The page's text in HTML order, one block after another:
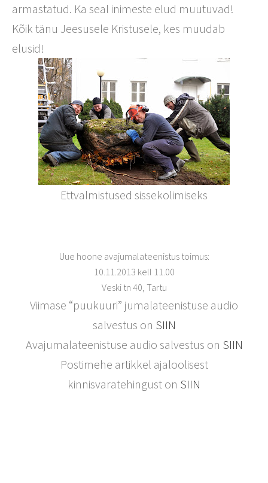
armastatud. Ka seal inimeste elud muutuvad!
Kõik tänu Jeesusele Kristusele, kes muudab
elusid!
Ettvalmistused sissekolimiseks
Uue hoone avajumalateenistus toimus:
10.11.2013 kell 11.00
Veski tn 40, Tartu
Viimase “puukuuri” jumalateenistuse audio
salvestus on SIIN
Avajumalateenistuse audio salvestus on SIIN
Postimehe artikkel ajaloolisest
kinnisvaratehingust on SIIN